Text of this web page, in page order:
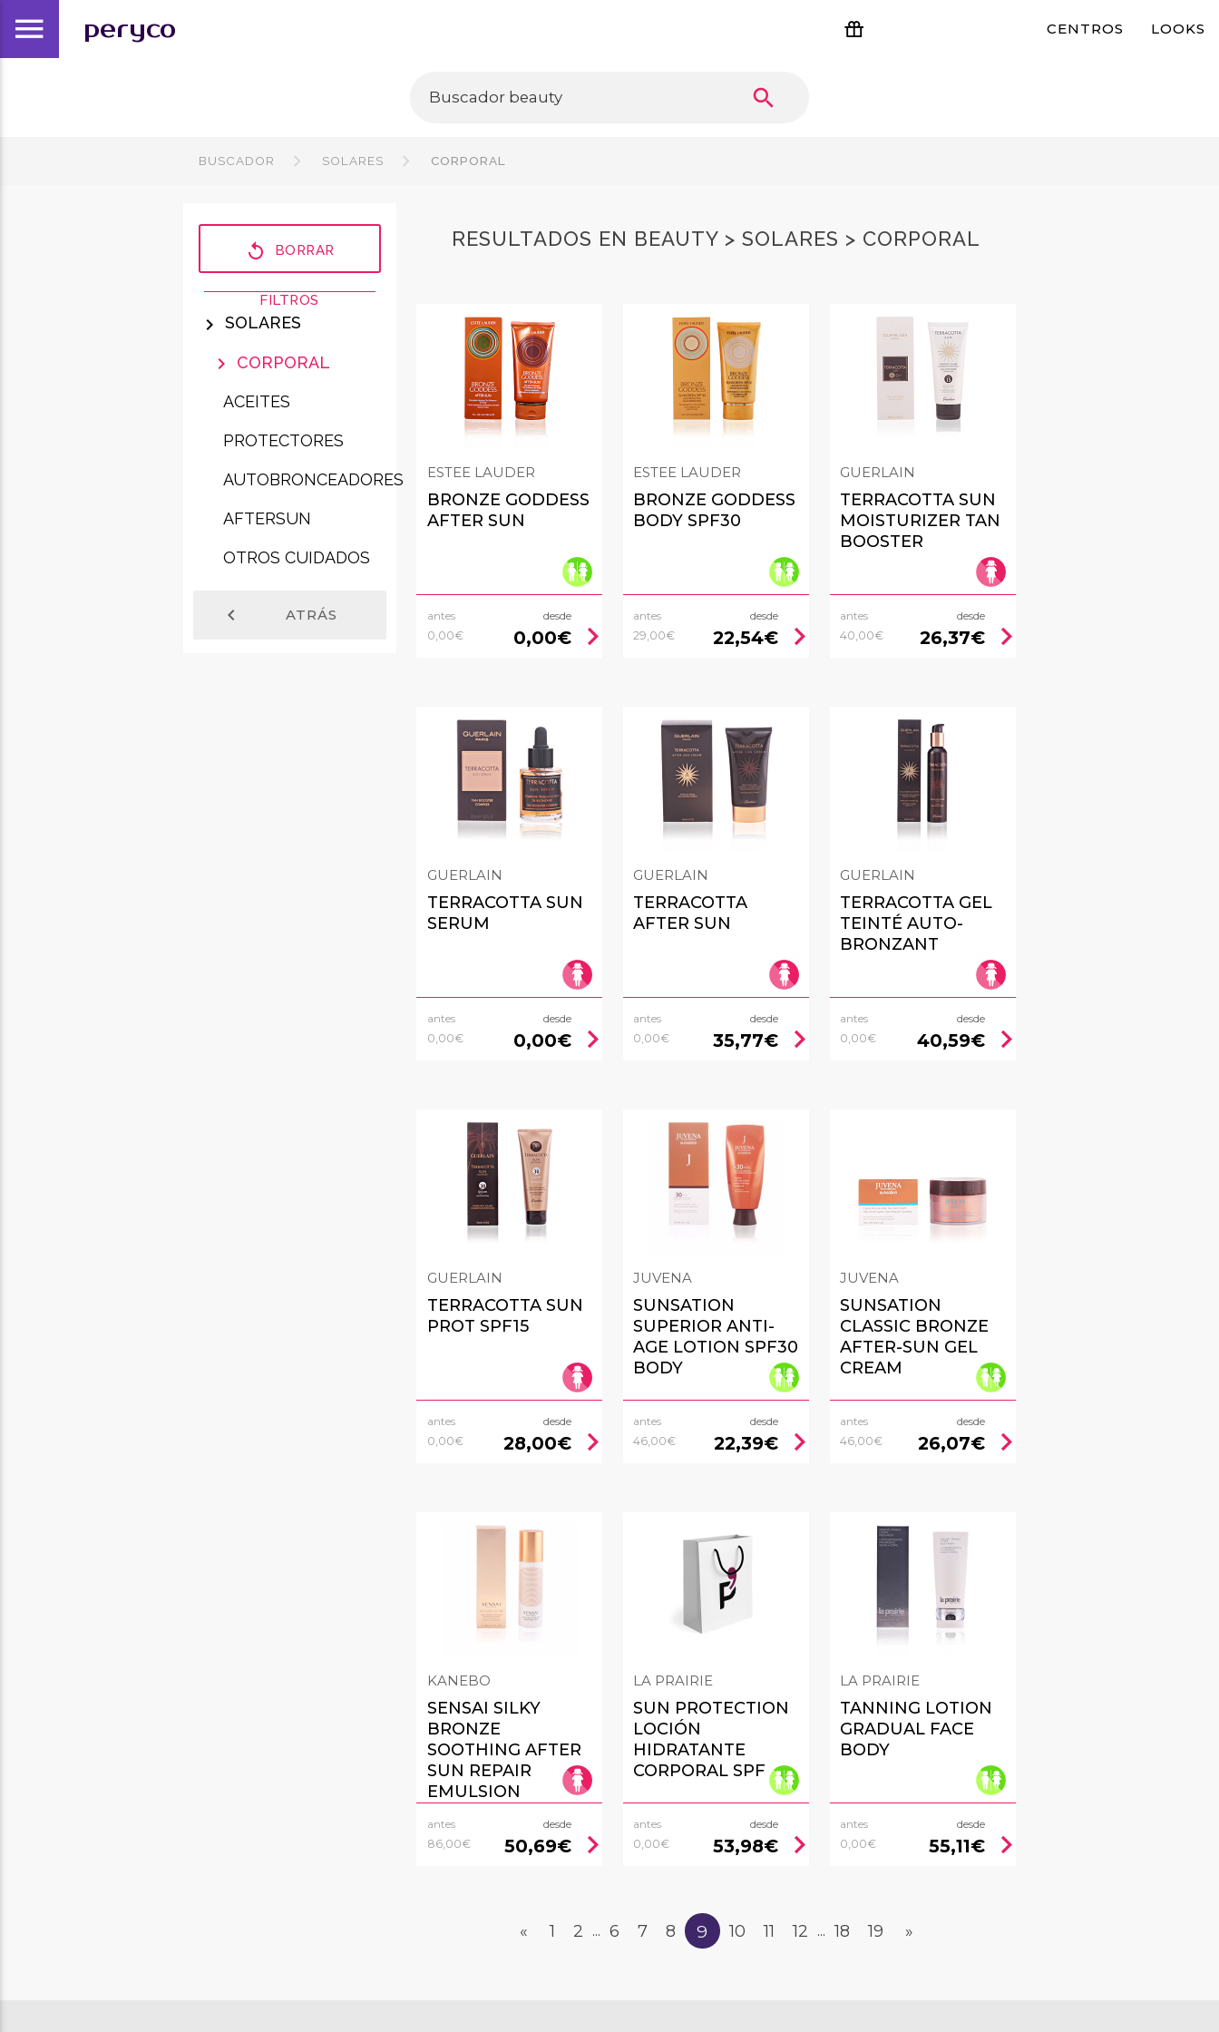
menu peryco CENTROS LOOKS
search
BUSCADOR SOLARES CORPORAL
replay BORRAR
FILTROS
chevron_right SOLARES
chevron_right CORPORAL
ACEITES
PROTECTORES
AUTOBRONCEADORES
AFTERSUN
OTROS CUIDADOS
chevron_left ATRÁS
RESULTADOS EN BEAUTY > SOLARES > CORPORAL
ESTEE LAUDER
BRONZE GODDESS
AFTER SUN
antes
0,00€
desde
0,00€ chevron_right
ESTEE LAUDER
BRONZE GODDESS
BODY SPF30
antes
29,00€
desde
22,54€ chevron_right
GUERLAIN
TERRACOTTA SUN
MOISTURIZER TAN
BOOSTER
antes
40,00€
desde
26,37€ chevron_right
GUERLAIN
TERRACOTTA SUN
SERUM
antes
0,00€
desde
0,00€ chevron_right
GUERLAIN
TERRACOTTA
AFTER SUN
antes
0,00€
desde
35,77€ chevron_right
GUERLAIN
TERRACOTTA GEL
TEINTÉ AUTO-
BRONZANT
antes
0,00€
desde
40,59€ chevron_right
GUERLAIN
TERRACOTTA SUN
PROT SPF15
antes
0,00€
desde
28,00€ chevron_right
JUVENA
SUNSATION
SUPERIOR ANTI-
AGE LOTION SPF30
BODY
antes
46,00€
desde
22,39€ chevron_right
JUVENA
SUNSATION
CLASSIC BRONZE
AFTER-SUN GEL
CREAM
antes
46,00€
desde
26,07€ chevron_right
KANEBO
SENSAI SILKY
BRONZE
SOOTHING AFTER
SUN REPAIR
EMULSION
antes
86,00€
desde
50,69€ chevron_right
LA PRAIRIE
SUN PROTECTION
LOCIÓN
HIDRATANTE
CORPORAL SPF
antes
0,00€
desde
53,98€ chevron_right
LA PRAIRIE
TANNING LOTION
GRADUAL FACE
BODY
antes
0,00€
desde
55,11€ chevron_right
« 1 2 ... 6 7 8 9 10 11 12 ... 18 19 »